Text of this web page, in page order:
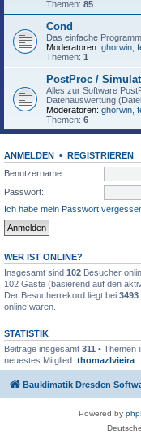
Themen: 85
Cond
Das einfache
Moderatoren: ghorwin
Themen: 1
PostProc /
Alles zur Software
Datenauswertung
Moderatoren: ghorwin
Themen: 6
ANMELDEN • REGISTRIEREN
Benutzername:
Passwort:
Ich habe mein Passwort
WER IST ONLINE?
Insgesamt sind 102 Besucher
102 Gäste (basierend auf den
Der Besucherrekord liegt bei 3493
online waren.
STATISTIK
Beiträge insgesamt 311 • Themen
neuestes Mitglied: thomazlvieira
Bauklimatik Dresden
Powered by